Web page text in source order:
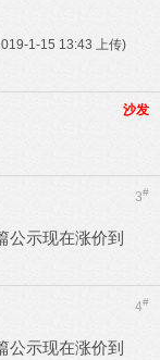
1-15 13:43 上传)
沙发
3#
公示现在涨价到
4#
公示现在涨价到